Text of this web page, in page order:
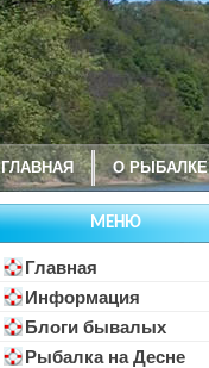
ГЛАВНАЯ О РЫБАЛКЕ
МЕНЮ
Главная
Информация
Блоги бывалых
Рыбалка на Десне